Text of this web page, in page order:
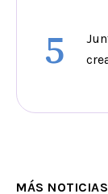
5
MÁS NOTICIAS